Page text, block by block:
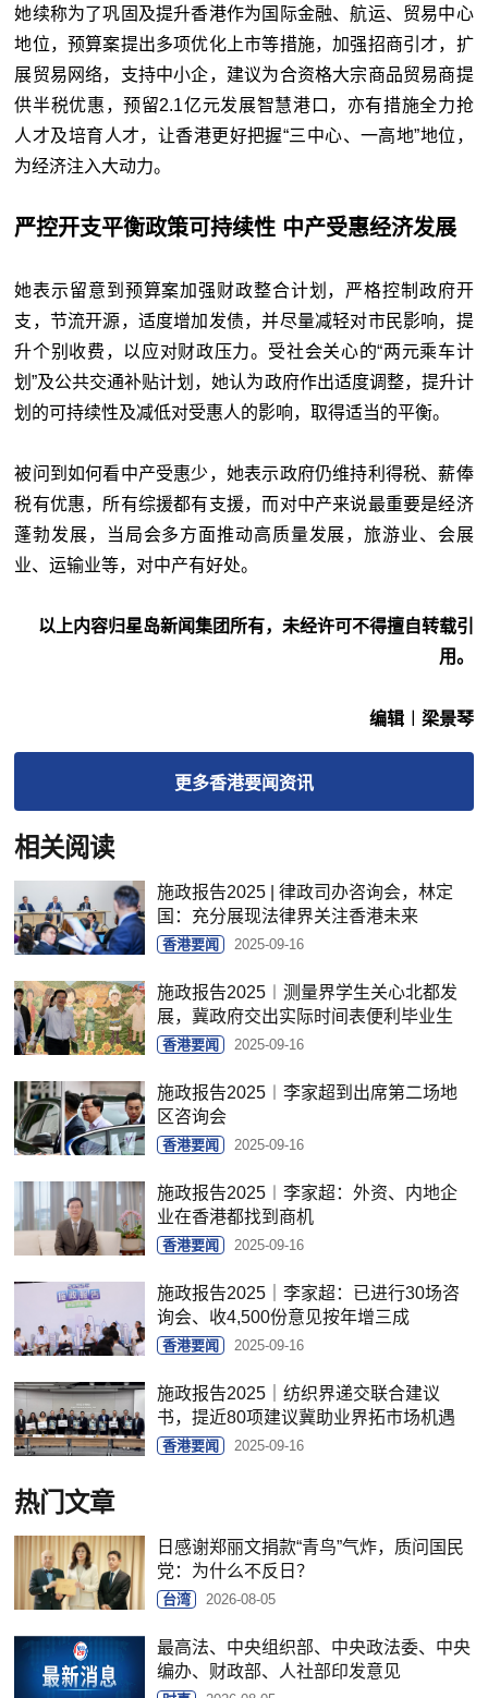
她续称为了巩固及提升香港作为国际金融、航运、贸易中心
地位，预算案提出多项优化上市等措施，加强招商引才，扩
展贸易网络，支持中小企，建议为合资格大宗商品贸易商提
供半税优惠，预留2.1亿元发展智慧港口，亦有措施全力抢
人才及培育人才，让香港更好把握“三中心、一高地”地位，
为经济注入大动力。
严控开支平衡政策可持续性 中产受惠经济发展
她表示留意到预算案加强财政整合计划，严格控制政府开
支，节流开源，适度增加发债，并尽量减轻对市民影响，提
升个别收费，以应对财政压力。受社会关心的“两元乘车计
划”及公共交通补贴计划，她认为政府作出适度调整，提升计
划的可持续性及减低对受惠人的影响，取得适当的平衡。
被问到如何看中产受惠少，她表示政府仍维持利得税、薪俸
税有优惠，所有综援都有支援，而对中产来说最重要是经济
蓬勃发展，当局会多方面推动高质量发展，旅游业、会展
业、运输业等，对中产有好处。
以上内容归星岛新闻集团所有，未经许可不得擅自转载引
用。
编辑︱梁景琴
更多香港要闻资讯
相关阅读
施政报告2025 | 律政司办咨询会，林定
国：充分展现法律界关注香港未来
香港要闻 2025-09-16
施政报告2025︱测量界学生关心北都发
展，冀政府交出实际时间表便利毕业生
香港要闻 2025-09-16
施政报告2025︱李家超到出席第二场地
区咨询会
香港要闻 2025-09-16
施政报告2025︱李家超：外资、内地企
业在香港都找到商机
香港要闻 2025-09-16
施政报告2025｜李家超：已进行30场咨
询会、收4,500份意见按年增三成
香港要闻 2025-09-16
施政报告2025｜纺织界递交联合建议
书，提近80项建议冀助业界拓市场机遇
香港要闻 2025-09-16
热门文章
日感谢郑丽文捐款“青鸟”气炸，质问国民
党：为什么不反日？
台湾 2026-08-05
最高法、中央组织部、中央政法委、中央
编办、财政部、人社部印发意见